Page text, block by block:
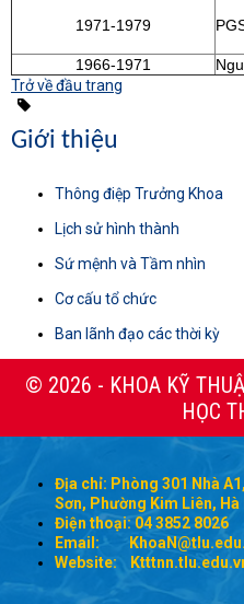
1971-1979
1966-1971
Trở về đầu trang
Giới thiệu
Thông điệp Trưởng Khoa
Lịch sử hình thành
Sứ mệnh và Tầm nhìn
Cơ cấu tổ chức
Ban lãnh đạo các thời kỳ
© 2026 - KHOA KỸ THUẬT TÀI NGUYÊN NƯỚC ĐẠI
HỌC
Địa chỉ: Phòng 301 Nhà
Sơn, Phường Kim Liên, Hà
Điện thoại: 04 3852 8026
Email:
Website: